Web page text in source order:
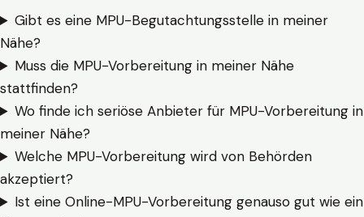
Gibt es eine MPU-Begutachtungsstelle in meiner
Nähe?
Muss die MPU-Vorbereitung in meiner Nähe
stattfinden?
Wo finde ich seriöse Anbieter für MPU-Vorbereitung in
meiner Nähe?
Welche MPU-Vorbereitung wird von Behörden
akzeptiert?
Ist eine Online-MPU-Vorbereitung genauso gut wie ein